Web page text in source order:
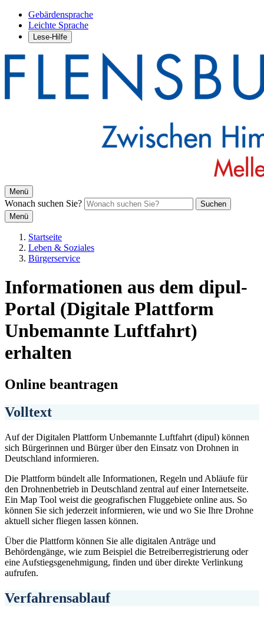
Gebärdensprache
Leichte Sprache
Lese-Hilfe
Menü
Wonach suchen Sie?
Suchen
Menü
Startseite
Leben & Soziales
Bürgerservice
Informationen aus dem dipul-
Portal (Digitale Plattform
Unbemannte Luftfahrt)
erhalten
Online beantragen
Volltext
Auf der Digitalen Plattform Unbemannte Luftfahrt (dipul) können
sich Bürgerinnen und Bürger über den Einsatz von Drohnen in
Deutschland informieren.
Die Plattform bündelt alle Informationen, Regeln und Abläufe für
den Drohnenbetrieb in Deutschland zentral auf einer Internetseite.
Ein Map Tool weist die geografischen Fluggebiete online aus. So
können Sie sich jederzeit informieren, wie und wo Sie Ihre Drohne
aktuell sicher fliegen lassen können.
Über die Plattform können Sie alle digitalen Anträge und
Behördengänge, wie zum Beispiel die Betreiberregistrierung oder
eine Aufstiegsgenehmigung, finden und über direkte Verlinkung
aufrufen.
Verfahrensablauf